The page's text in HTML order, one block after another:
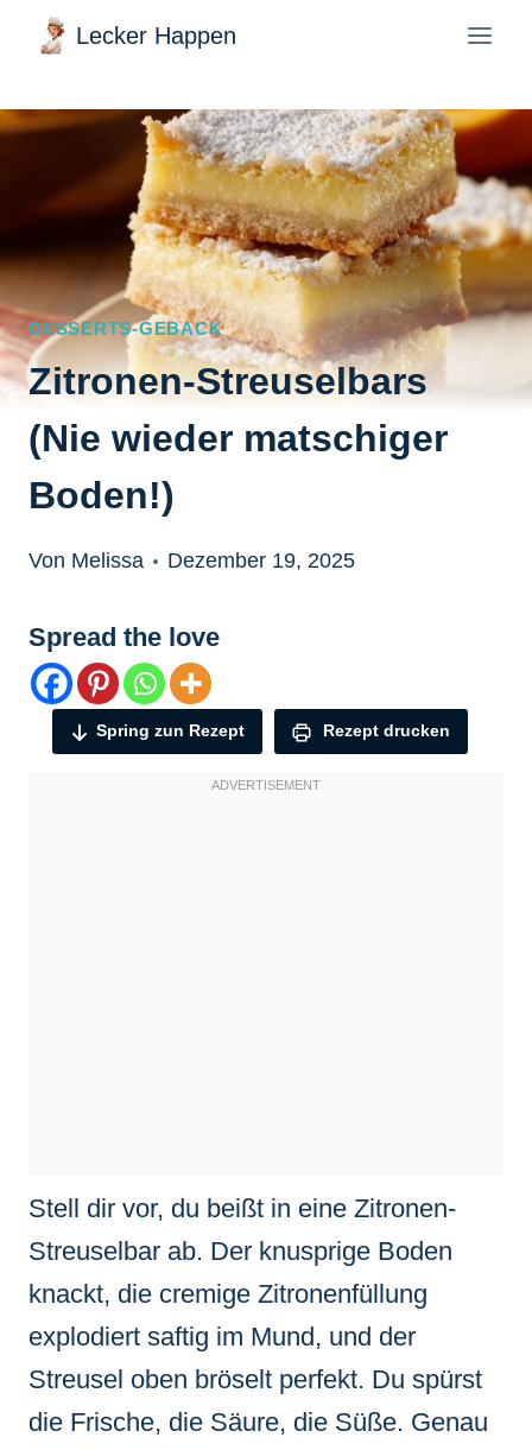
Zum
Inhalt
springen
Lecker Happen
DESSERTS-GEBACK
Zitronen-Streuselbars
(Nie wieder matschiger
Boden!)
Von Melissa Dezember 19, 2025
Spread the love
Spring zun Rezept Rezept drucken
Stell dir vor, du beißt in eine Zitronen-
Streuselbar ab. Der knusprige Boden
knackt, die cremige Zitronenfüllung
explodiert saftig im Mund, und der
Streusel oben bröselt perfekt. Du spürst
die Frische, die Säure, die Süße. Genau